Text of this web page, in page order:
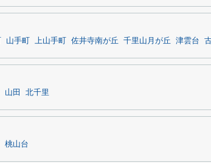
山手町 上山手町 佐井寺南が丘 千里山月が丘 津雲台
山田 北千里
桃山台